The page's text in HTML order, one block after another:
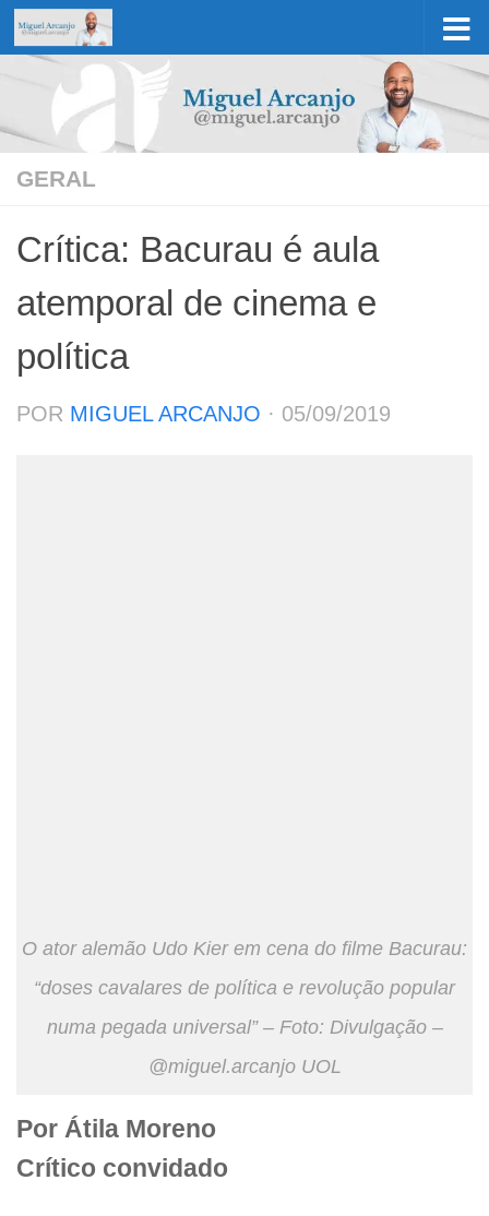
Skip to content
GERAL
Crítica: Bacurau é aula
atemporal de cinema e
política
POR MIGUEL ARCANJO · 05/09/2019
O ator alemão Udo Kier em cena do filme Bacurau:
“doses cavalares de política e revolução popular
numa pegada universal” – Foto: Divulgação –
@miguel.arcanjo UOL
Por Átila Moreno
Crítico convidado